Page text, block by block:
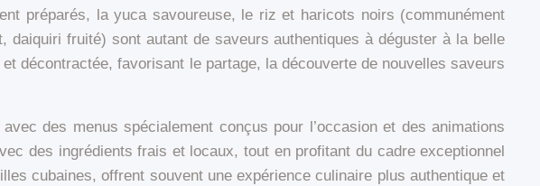
préparés, la yuca savoureuse, le riz et haricots noirs (communément
fruité) sont autant de saveurs authentiques à déguster à la belle
décontractée, favorisant le partage, la découverte de nouvelles saveurs
des menus spécialement conçus pour l’occasion et des animations
des ingrédients frais et locaux, tout en profitant du cadre exceptionnel
cubaines, offrent souvent une expérience culinaire plus authentique et